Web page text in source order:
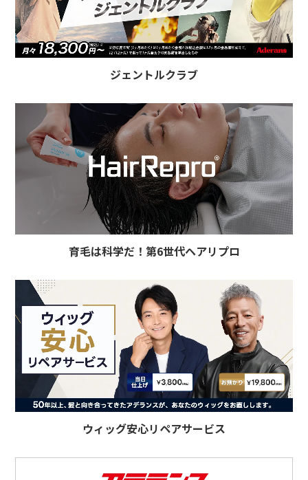
ジェントルクラブ
育毛は科学だ！第6世代ヘアリプロ
ウィッグ安心リペアサービス